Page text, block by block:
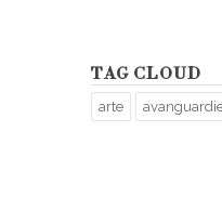
TAG CLOUD
arte